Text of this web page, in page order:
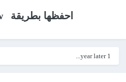
احفظها بطريقة show وجرب
1 year later...